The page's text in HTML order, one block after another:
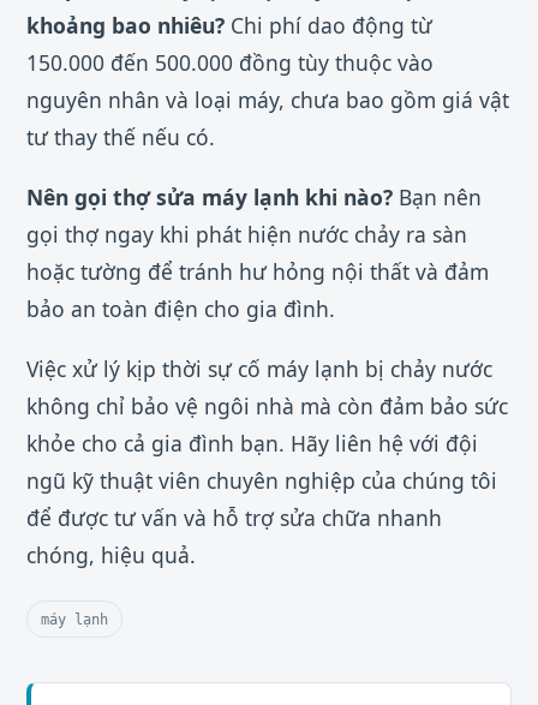
khoảng bao nhiêu? Chi phí dao động từ
150.000 đến 500.000 đồng tùy thuộc vào
nguyên nhân và loại máy, chưa bao gồm giá vật
tư thay thế nếu có.
Nên gọi thợ sửa máy lạnh khi nào? Bạn nên
gọi thợ ngay khi phát hiện nước chảy ra sàn
hoặc tường để tránh hư hỏng nội thất và đảm
bảo an toàn điện cho gia đình.
Việc xử lý kịp thời sự cố máy lạnh bị chảy nước
không chỉ bảo vệ ngôi nhà mà còn đảm bảo sức
khỏe cho cả gia đình bạn. Hãy liên hệ với đội
ngũ kỹ thuật viên chuyên nghiệp của chúng tôi
để được tư vấn và hỗ trợ sửa chữa nhanh
chóng, hiệu quả.
máy lạnh